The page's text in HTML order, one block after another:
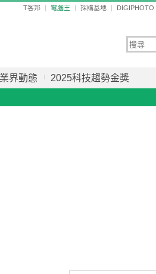
T客邦 電腦王 採購基地 DIGIPHOTO
業界動態 2025科技趨勢金獎